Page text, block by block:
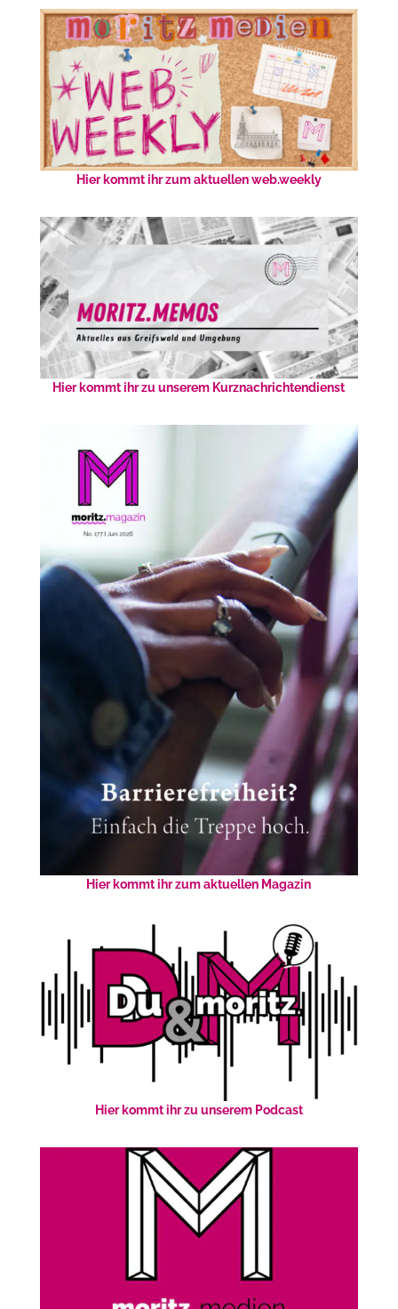
Hier kommt ihr zum aktuellen web.weekly
Hier kommt ihr zu unserem Kurznachrichtendienst
Hier kommt ihr zum aktuellen Magazin
Hier kommt ihr zu unserem Podcast